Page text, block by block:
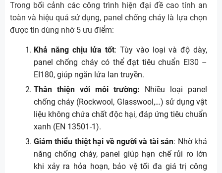
Trong bối cảnh các công trình hiện đại đề cao tính an
toàn và hiệu quả sử dụng, panel chống cháy là lựa chọn
được tin dùng nhờ 5 ưu điểm:
Khả năng chịu lửa tốt: Tùy vào loại và độ dày,
panel chống cháy có thể đạt tiêu chuẩn EI30 –
EI180, giúp ngăn lửa lan truyền.
Thân thiện với môi trường:
Nhiều loại panel
chống cháy (Rockwool, Glasswool,…) sử dụng vật
liệu không chứa chất độc hại, đáp ứng tiêu chuẩn
xanh (EN 13501-1).
Giảm thiểu thiệt hại về người và tài sản: Nhờ khả
năng chống cháy, panel giúp hạn chế rủi ro lớn
khi xảy ra hỏa hoạn, bảo vệ tối đa giá trị công